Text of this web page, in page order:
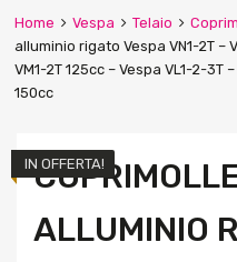
Home Vespa Telaio
alluminio rigato Vespa VN1-2T –
VM1-2T 125cc – Vespa VL1-2-3T –
150cc
ALLUMINIO
IN OFFERTA!